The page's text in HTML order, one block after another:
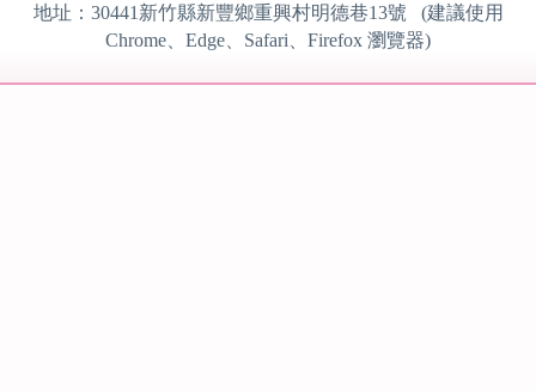
地址： 30441 新竹縣新豐鄉重興村明德巷13號 (建議使用
Chrome、Edge、Safari、Firefox 瀏覽器)